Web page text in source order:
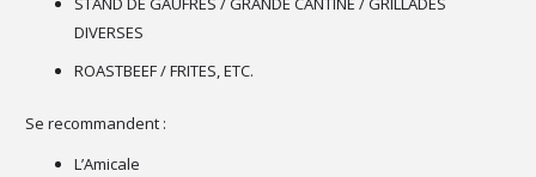
DIVERSES
ROASTBEEF / FRITES, ETC.
Se recommandent :
L’Amicale